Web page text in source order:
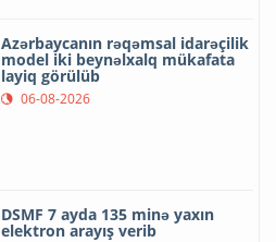
Azərbaycanın rəqəmsal idarəçilik
model iki beynəlxalq mükafata
layiq görülüb
06-08-2026
DSMF 7 ayda 135 minə yaxın
elektron arayış verib